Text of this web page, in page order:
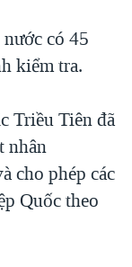
SÂM
có 45
kiểm tra.
Triều Tiên đã
nhân
cho phép các
Quốc theo